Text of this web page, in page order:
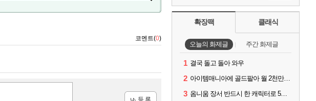
코멘트(0)
확장팩 클래식
오늘의 화제글 주간 화제글
1 결국 돌고 돌아 와우
2 아이템매니아에 골드팔아 월 2천만원 넘게 버는 인간 있던데
3 옴니움 장서 반드시 한 캐릭터로 5단계까지 밀어야 하나요?